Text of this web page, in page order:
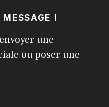
MESSAGE !
une
ou poser une